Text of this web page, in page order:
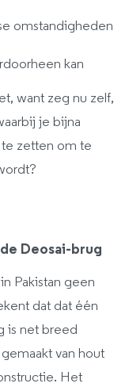
omstandigheden
kan
want zeg nu zelf,
je bijna
zetten om te
Deosai-brug
Pakistan geen
dat dat één
is net breed
van hout
Het